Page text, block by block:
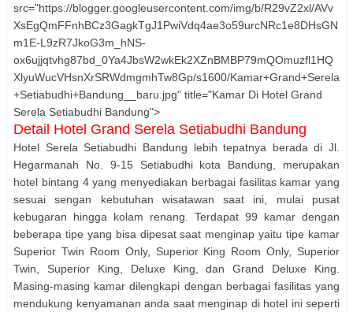
src="https://blogger.googleusercontent.com/img/b/R29vZ2xl/AVv
XsEgQmFFnhBCz3GagkTgJ1PwiVdq4ae3o59urcNRc1e8DHsGN
m1E-L9zR7JkoG3m_hNS-
ox6ujjqtvhg87bd_0Ya4JbsW2wkEk2XZnBMBP79mQOmuzfl1HQ
XlyuWucVHsnXrSRWdmgmhTw8Gp/s1600/Kamar+Grand+Serela
+Setiabudhi+Bandung__baru.jpg" title="Kamar Di Hotel Grand
Serela Setiabudhi Bandung">
Detail Hotel Grand Serela Setiabudhi Bandung
Hotel Serela Setiabudhi Bandung lebih tepatnya berada di Jl.
Hegarmanah No. 9-15 Setiabudhi kota Bandung, merupakan
hotel bintang 4 yang menyediakan berbagai fasilitas kamar yang
sesuai sengan kebutuhan wisatawan saat ini, mulai pusat
kebugaran hingga kolam renang. Terdapat 99 kamar dengan
beberapa tipe yang bisa dipesat saat menginap yaitu tipe kamar
Superior Twin Room Only, Superior King Room Only, Superior
Twin, Superior King, Deluxe King, dan Grand Deluxe King.
Masing-masing kamar dilengkapi dengan berbagai fasilitas yang
mendukung kenyamanan anda saat menginap di hotel ini seperti